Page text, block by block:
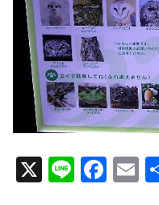
X
Li
F
E